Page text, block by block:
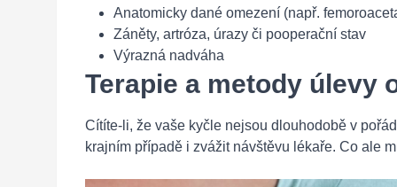
Anatomicky dané omezení (např.
Záněty, artróza, úrazy či pooperační stav
Výrazná nadváha
Terapie a metody úlevy
Cítíte-li, že vaše kyčle nejsou dlouhodobě v
krajním případě i zvážit návštěvu lékaře. Co ale